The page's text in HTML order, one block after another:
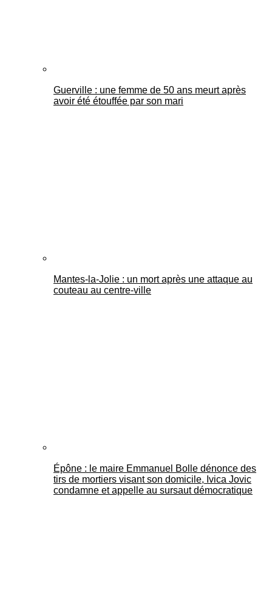
Guerville : une femme de 50 ans meurt après
avoir été étouffée par son mari
Mantes-la-Jolie : un mort après une attaque au
couteau au centre-ville
Épône : le maire Emmanuel Bolle dénonce des
tirs de mortiers visant son domicile, Ivica Jovic
condamne et appelle au sursaut démocratique